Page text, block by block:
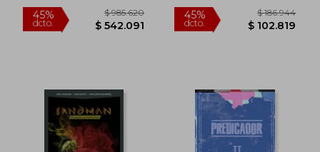
45%
dcto. $ 542.091
45%
dcto.